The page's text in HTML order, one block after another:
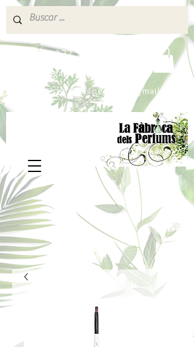
640 377 187
Portes pagados a partir de 80€
lafabricadelsperfums@gmail.com